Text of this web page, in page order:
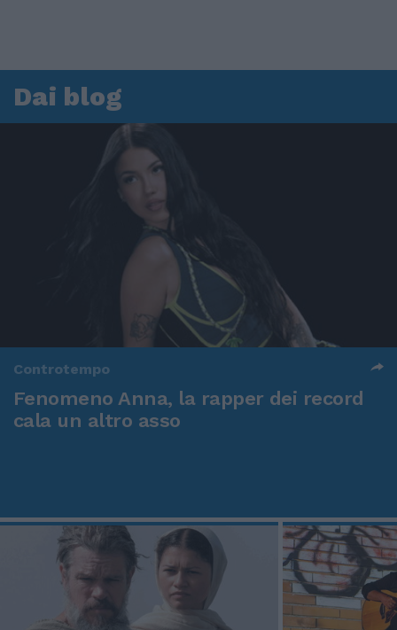
Dai blog
Controtempo
Fenomeno Anna, la rapper dei record
cala un altro asso